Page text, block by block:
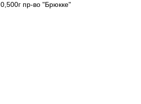
0,500г пр-во "Брюкке"